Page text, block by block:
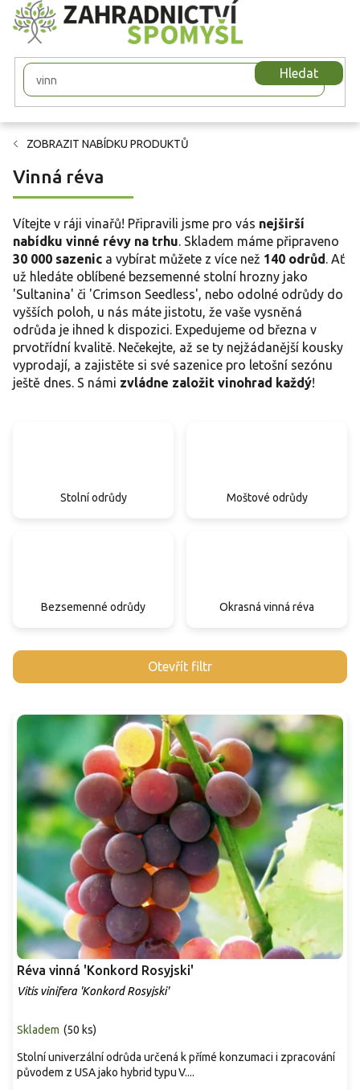
Přejít
na
obsah
Hledat
ZOBRAZIT NABÍDKU PRODUKTŮ
Vinná réva
Vítejte v ráji vinařů! Připravili jsme pro vás nejširší
nabídku vinné révy na trhu . Skladem máme připraveno
30 000 sazenic a vybírat můžete z více než 140 odrůd . Ať
už hledáte oblíbené bezsemenné stolní hrozny jako
'Sultanina' či 'Crimson Seedless', nebo odolné odrůdy do
vyšších poloh, u nás máte jistotu, že vaše vysněná
odrůda je ihned k dispozici. Expedujeme od března v
prvotřídní kvalitě. Nečekejte, až se ty nejžádanější kousky
vyprodají, a zajistěte si své sazenice pro letošní sezónu
ještě dnes. S námi zvládne založit vinohrad každý!
Stolní odrůdy Moštové odrůdy
Bezsemenné odrůdy Okrasná vinná réva
Otevřít filtr
V
ý
r
o
d
k
t
ů
Réva vinná 'Konkord Rosyjski'
Vitis vinifera 'Konkord Rosyjski'
Skladem (50 ks)
Stolní univerzální odrůda určená k přímé konzumaci i zpracování
původem z USA jako hybrid typu V....